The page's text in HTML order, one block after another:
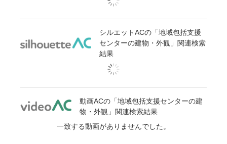
シルエットACの「地域包括支援
センターの建物・外観」関連検索
結果
動画ACの「地域包括支援センターの建
物・外観」関連検索結果
一致する動画がありませんでした。